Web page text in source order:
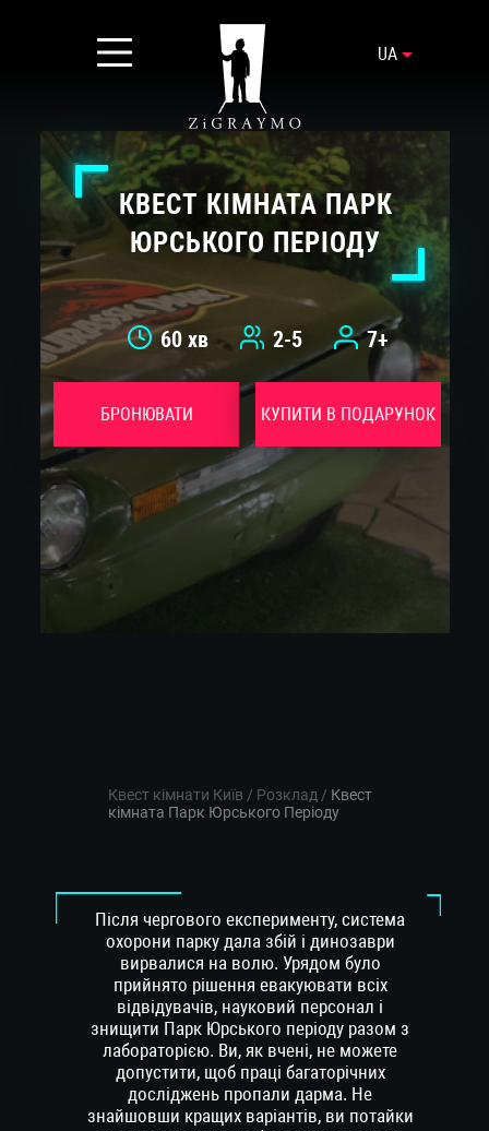
UA
КВЕСТ КІМНАТА ПАРК
ЮРСЬКОГО ПЕРІОДУ
60 хв 2-5 7+
БРОНЮВАТИ КУПИТИ В ПОДАРУНОК
Квест кімнати Київ / Розклад / Квест
кімната Парк Юрського Періоду
Після чергового експерименту, система
охорони парку дала збій і динозаври
вирвалися на волю. Урядом було
прийнято рішення евакуювати всіх
відвідувачів, науковий персонал і
знищити Парк Юрського періоду разом з
лабораторією. Ви, як вчені, не можете
допустити, щоб праці багаторічних
досліджень пропали дарма. Не
знайшовши кращих варіантів, ви потайки